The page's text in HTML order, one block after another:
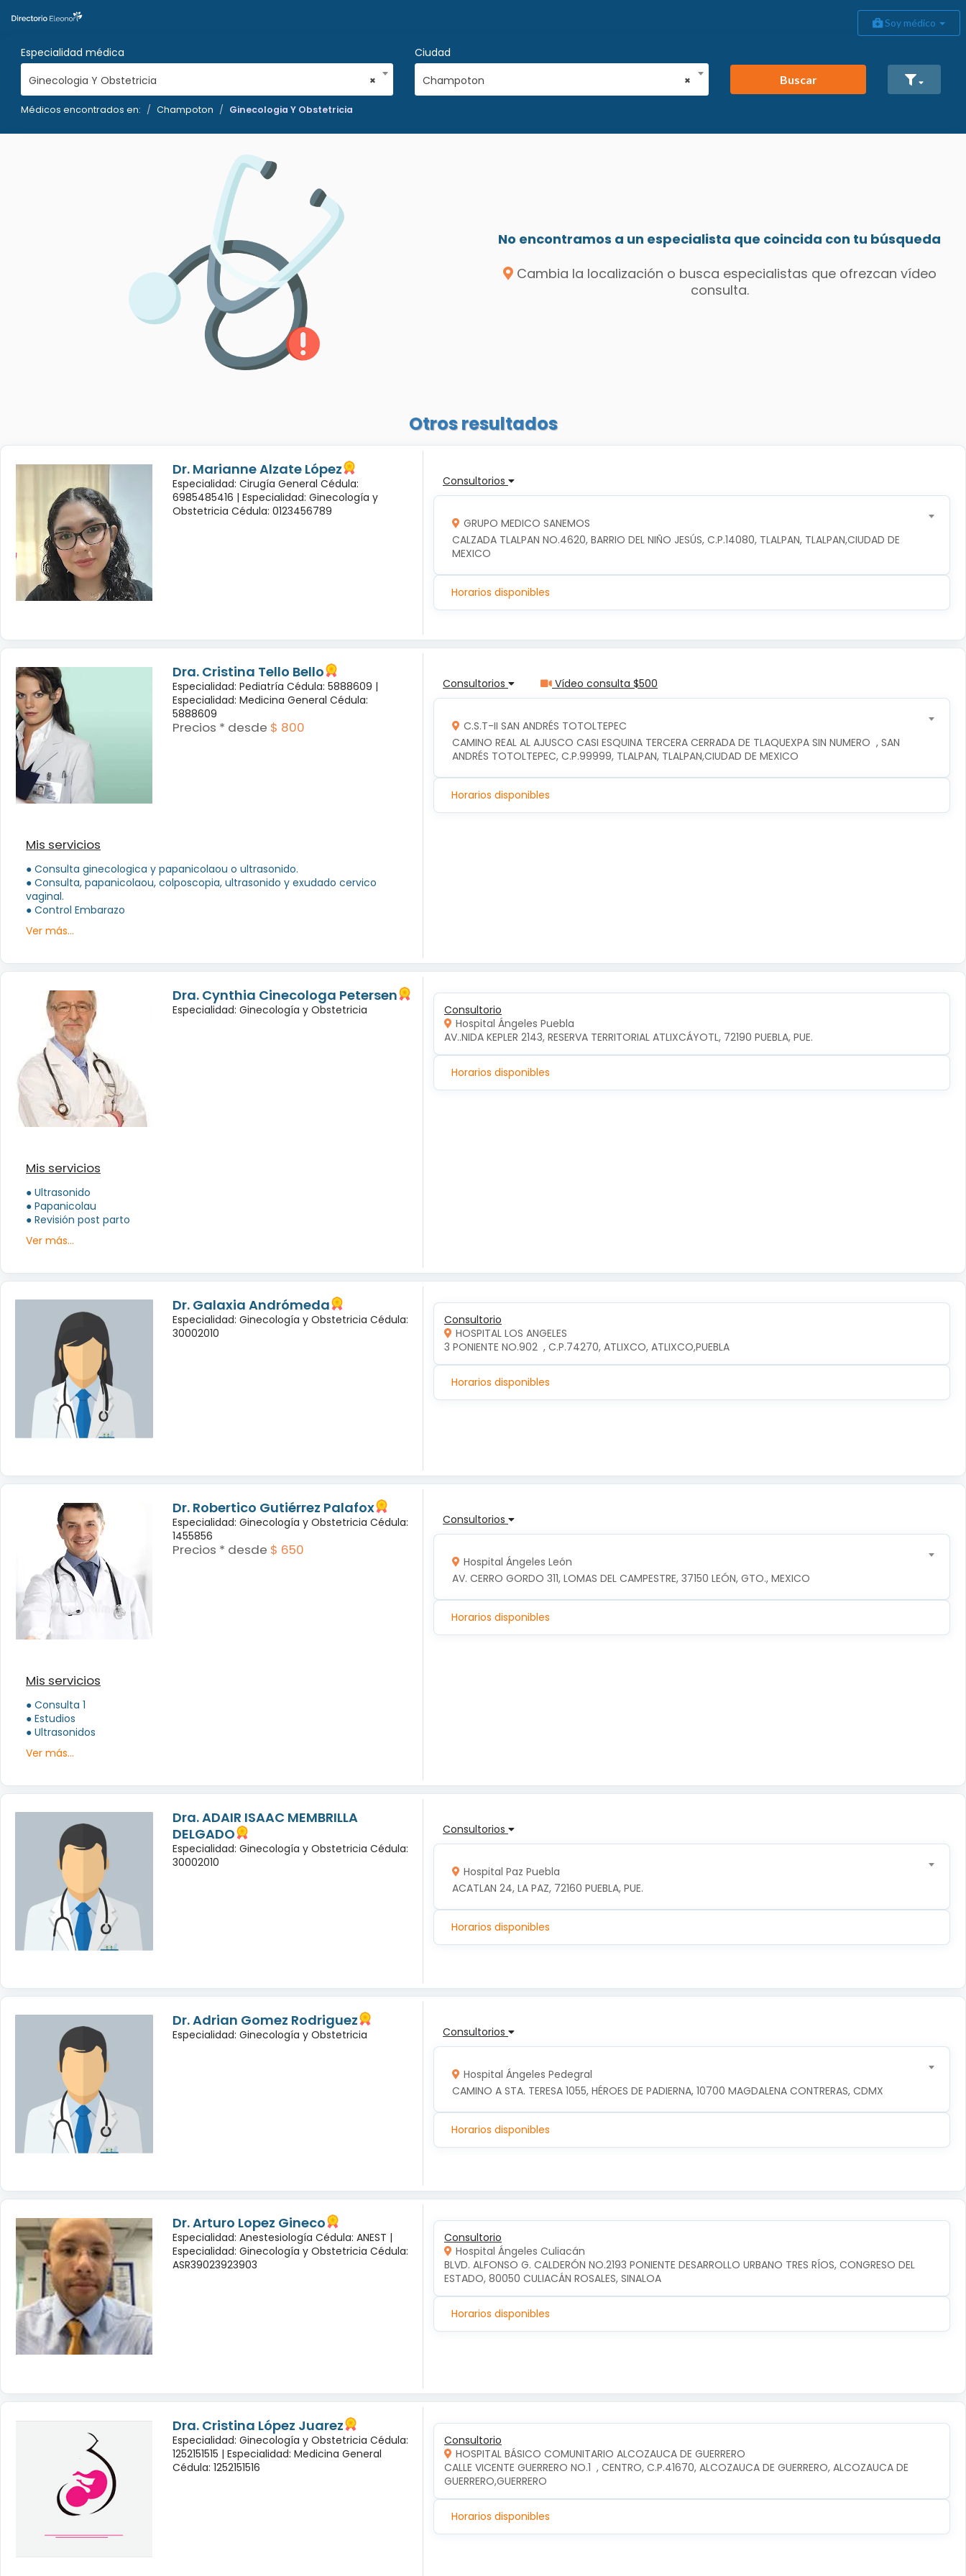
Soy médico
Especialidad médica
×
Ginecologia Y Obstetricia
Ciudad
×
Champoton Buscar
Médicos encontrados en: Champoton Ginecologia Y Obstetricia
No encontramos a un especialista que coincida con tu búsqueda
Cambia la localización o busca especialistas que ofrezcan vídeo
consulta.
Otros resultados
Dr. Marianne Alzate López
Especialidad: Cirugía General Cédula:
6985485416 | Especialidad: Ginecología y
Obstetricia Cédula: 0123456789
Consultorios
GRUPO MEDICO SANEMOS
CALZADA TLALPAN NO.4620, BARRIO DEL NIÑO JESÚS, C.P.14080, TLALPAN, TLALPAN,CIUDAD DE
MEXICO
Horarios disponibles
Dra. Cristina Tello Bello
Especialidad: Pediatría Cédula: 5888609 |
Especialidad: Medicina General Cédula:
5888609
Precios * desde $ 800
Mis servicios
● Consulta ginecologica y papanicolaou o ultrasonido.
● Consulta, papanicolaou, colposcopia, ultrasonido y exudado cervico
vaginal.
● Control Embarazo
Ver más...
Consultorios Vídeo consulta $500
C.S.T-II SAN ANDRÉS TOTOLTEPEC
CAMINO REAL AL AJUSCO CASI ESQUINA TERCERA CERRADA DE TLAQUEXPA SIN NUMERO  , SAN
ANDRÉS TOTOLTEPEC, C.P.99999, TLALPAN, TLALPAN,CIUDAD DE MEXICO
Horarios disponibles
Dra. Cynthia Cinecologa Petersen
Especialidad: Ginecología y Obstetricia
Mis servicios
● Ultrasonido
● Papanicolau
● Revisión post parto
Ver más...
Consultorio
Hospital Ángeles Puebla
AV..NIDA KEPLER 2143, RESERVA TERRITORIAL ATLIXCÁYOTL, 72190 PUEBLA, PUE.
Horarios disponibles
Dr. Galaxia Andrómeda
Especialidad: Ginecología y Obstetricia Cédula:
30002010
Consultorio
HOSPITAL LOS ANGELES
3 PONIENTE NO.902  , C.P.74270, ATLIXCO, ATLIXCO,PUEBLA
Horarios disponibles
Dr. Robertico Gutiérrez Palafox
Especialidad: Ginecología y Obstetricia Cédula:
1455856
Precios * desde $ 650
Mis servicios
● Consulta 1
● Estudios
● Ultrasonidos
Ver más...
Consultorios
Hospital Ángeles León
AV. CERRO GORDO 311, LOMAS DEL CAMPESTRE, 37150 LEÓN, GTO., MEXICO
Horarios disponibles
Dra. ADAIR ISAAC MEMBRILLA
DELGADO
Especialidad: Ginecología y Obstetricia Cédula:
30002010
Consultorios
Hospital Paz Puebla
ACATLAN 24, LA PAZ, 72160 PUEBLA, PUE.
Horarios disponibles
Dr. Adrian Gomez Rodriguez
Especialidad: Ginecología y Obstetricia Consultorios
Hospital Ángeles Pedegral
CAMINO A STA. TERESA 1055, HÉROES DE PADIERNA, 10700 MAGDALENA CONTRERAS, CDMX
Horarios disponibles
Dr. Arturo Lopez Gineco
Especialidad: Anestesiología Cédula: ANEST |
Especialidad: Ginecología y Obstetricia Cédula:
ASR39023923903
Consultorio
Hospital Ángeles Culiacán
BLVD. ALFONSO G. CALDERÓN NO.2193 PONIENTE DESARROLLO URBANO TRES RÍOS, CONGRESO DEL
ESTADO, 80050 CULIACÁN ROSALES, SINALOA
Horarios disponibles
Dra. Cristina López Juarez
Especialidad: Ginecología y Obstetricia Cédula:
1252151515 | Especialidad: Medicina General
Cédula: 1252151516
Consultorio
HOSPITAL BÁSICO COMUNITARIO ALCOZAUCA DE GUERRERO
CALLE VICENTE GUERRERO NO.1  , CENTRO, C.P.41670, ALCOZAUCA DE GUERRERO, ALCOZAUCA DE
GUERRERO,GUERRERO
Horarios disponibles